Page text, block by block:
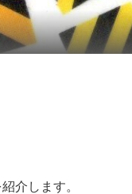
介します。